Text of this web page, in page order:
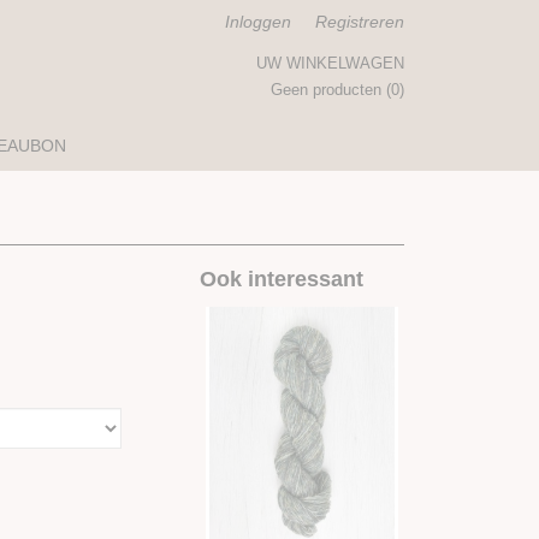
Inloggen Registreren
UW WINKELWAGEN
Geen producten (0)
Ook interessant